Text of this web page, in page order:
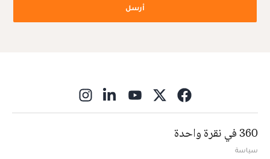
أرسل
360 في نقرة واحدة
سياسة